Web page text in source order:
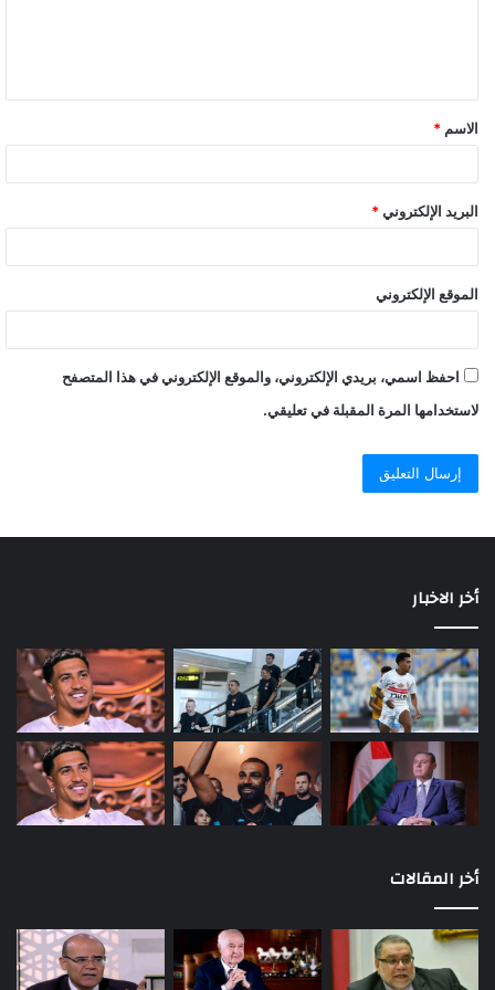
الاحتجاجات تبرز فشل آبي أحمد في القضاء على
الاسم *
البريد الإلكتروني *
الموقع الإلكتروني
احفظ اسمي، بريدي الإلكتروني، والموقع الإلكتروني في هذا المتصفح
لاستخدامها المرة المقبلة في تعليقي.
أخر الاخبار
أخر المقالات